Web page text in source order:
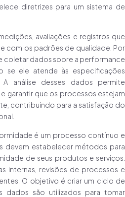
diretrizes para um sistema de
avaliações e registros que
com os padrões de qualidade. Por
coletar dados sobre a performance
se ele atende às especificações
análise desses dados permite
garantir que os processos estejam
contribuindo para a satisfação do
é um processo contínuo e
devem estabelecer métodos para
de seus produtos e serviços.
internas, revisões de processos e
O objetivo é criar um ciclo de
dados são utilizados para tomar